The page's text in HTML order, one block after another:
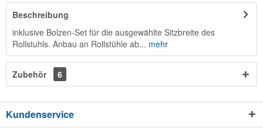
Beschreibung
inklusive Bolzen-Set für die ausgewählte Sitzbreite des
Rollstuhls. Anbau an Rollstühle ab... mehr
Zubehör 6
Kundenservice